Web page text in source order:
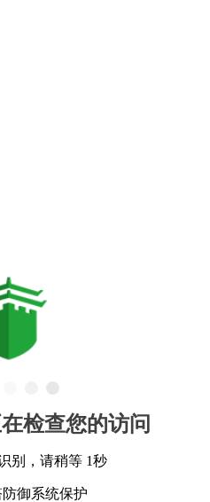
检查您的访问
别，请稍等 1秒
御系统保护